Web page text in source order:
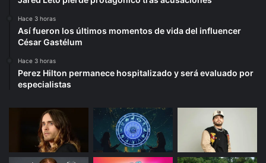
Hace 3 horas
Así fueron los últimos momentos de vida del influencer
César Gastélum
Hace 3 horas
Perez Hilton permanece hospitalizado y será evaluado por
especialistas